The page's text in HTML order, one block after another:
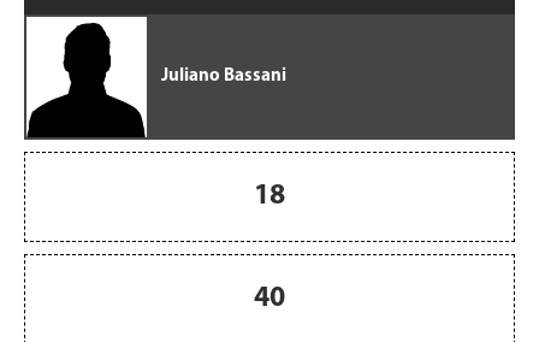
Juliano Bassani
18
40